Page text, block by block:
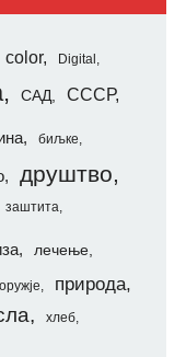
color Digital
САД СССР
биљке
друштво
заштита
лечење
оружје природа
хлеб